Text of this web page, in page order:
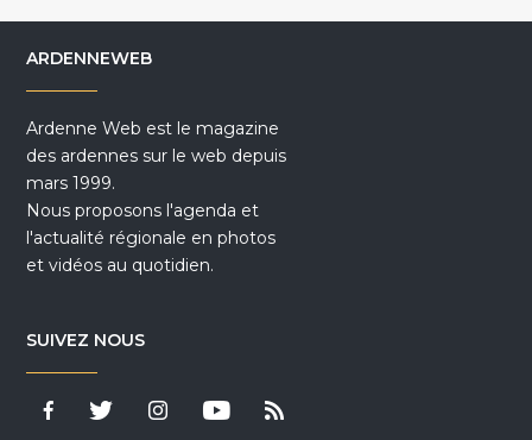
ARDENNEWEB
Ardenne Web est le magazine
des ardennes sur le web depuis
mars 1999.
Nous proposons l'agenda et
l'actualité régionale en photos
et vidéos au quotidien.
SUIVEZ NOUS